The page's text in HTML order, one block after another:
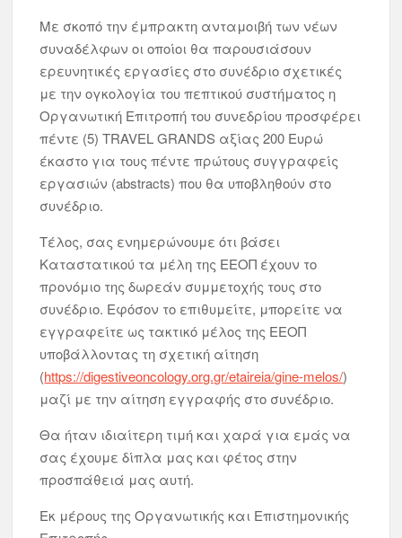
Με σκοπό την έμπρακτη ανταμοιβή των νέων
συναδέλφων οι οποίοι θα παρουσιάσουν
ερευνητικές εργασίες στο συνέδριο σχετικές
με την ογκολογία του πεπτικού συστήματος η
Οργανωτική Επιτροπή του συνεδρίου προσφέρει
πέντε (5) TRAVEL GRANDS αξίας 200 Ευρώ
έκαστο για τους πέντε πρώτους συγγραφείς
εργασιών (abstracts) που θα υποβληθούν στο
συνέδριο.
Τέλος, σας ενημερώνουμε ότι βάσει
Καταστατικού τα μέλη της ΕΕΟΠ έχουν το
προνόμιο της δωρεάν συμμετοχής τους στο
συνέδριο. Εφόσον το επιθυμείτε, μπορείτε να
εγγραφείτε ως τακτικό μέλος της ΕΕΟΠ
υποβάλλοντας τη σχετική αίτηση
(https://digestiveoncology.org.gr/etaireia/gine-melos/)
μαζί με την αίτηση εγγραφής στο συνέδριο.
Θα ήταν ιδιαίτερη τιμή και χαρά για εμάς να
σας έχουμε δίπλα μας και φέτος στην
προσπάθειά μας αυτή.
Εκ μέρους της Οργανωτικής και Επιστημονικής